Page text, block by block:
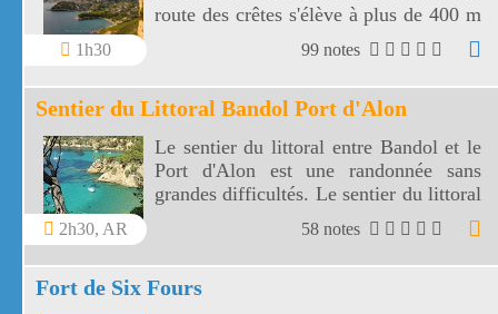
1h30
route des crêtes s'élève à plus de 400 m
et surplombe la mer au travers plusieurs
99 notes
Sentier du Littoral Bandol Port d'Alon
2h30, AR
Le sentier du littoral entre Bandol et le
Port d'Alon est une randonnée sans
grandes difficultés. Le sentier du littoral
Bandol Port d'Alon offre des paysages
58 notes
Fort de Six Fours